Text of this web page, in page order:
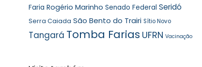
Faria Rogério Marinho Senado Federal Seridó
Serra Caiada São Bento do Trairi Sítio Novo
Tangará Tomba Farias UFRN Vacinação